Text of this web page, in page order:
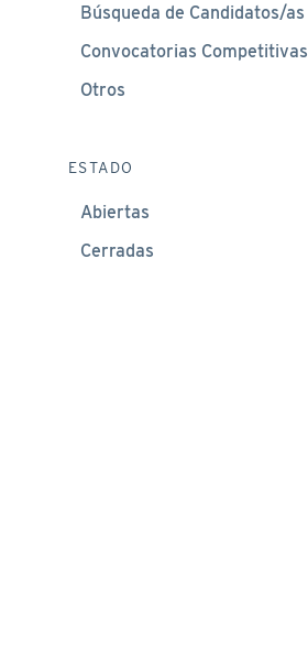
Búsqueda de Candidatos/as
Convocatorias Competitivas
Otros
ESTADO
Abiertas
Cerradas